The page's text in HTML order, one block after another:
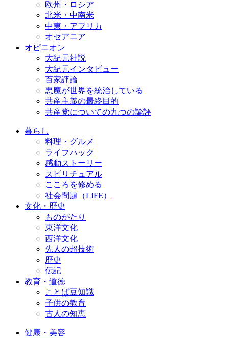
欧州・ロシア
北米・中南米
中東・アフリカ
オセアニア
オピニオン
大紀元社説
大紀元インタビュー
百家評論
悪魔が世界を統治している
共産主義の最終目的
共産党についての九つの論評
暮らし
料理・グルメ
ライフハック
感動ストーリー
スピリチュアル
こころを修める
社会問題（LIFE）
文化・歴史
ものがたり
東洋文化
西洋文化
先人の超技術
歴史
伝記
教育・道徳
ことば豆知識
子供の教育
古人の知恵
健康・美容